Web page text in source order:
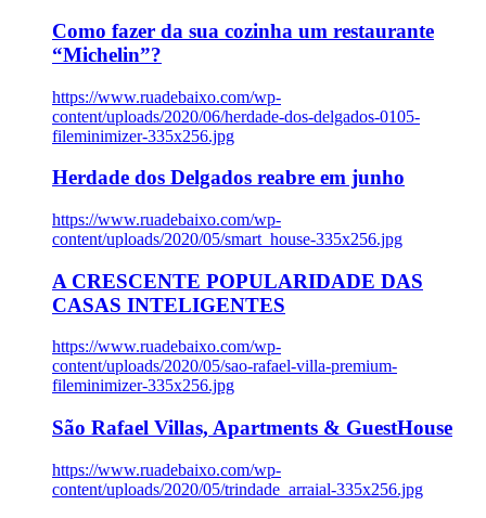
Como fazer da sua cozinha um restaurante
“Michelin”?
https://www.ruadebaixo.com/wp-
content/uploads/2020/06/herdade-dos-delgados-0105-
fileminimizer-335x256.jpg
Herdade dos Delgados reabre em junho
https://www.ruadebaixo.com/wp-
content/uploads/2020/05/smart_house-335x256.jpg
A CRESCENTE POPULARIDADE DAS
CASAS INTELIGENTES
https://www.ruadebaixo.com/wp-
content/uploads/2020/05/sao-rafael-villa-premium-
fileminimizer-335x256.jpg
São Rafael Villas, Apartments & GuestHouse
https://www.ruadebaixo.com/wp-
content/uploads/2020/05/trindade_arraial-335x256.jpg